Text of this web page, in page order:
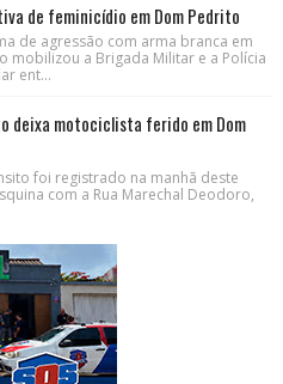
de feminicídio em Dom Pedrito
de agressão com arma branca em
mobilizou a Brigada Militar e a Polícia
ent...
deixa motociclista ferido em Dom
foi registrado na manhã deste
com a Rua Marechal Deodoro,